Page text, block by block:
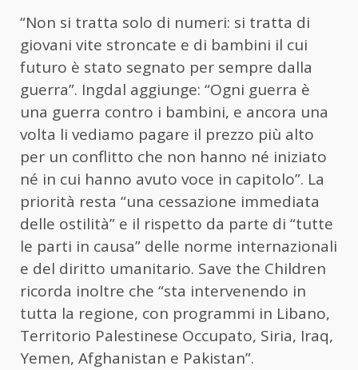
“Non si tratta solo di numeri: si tratta di
giovani vite stroncate e di bambini il cui
futuro è stato segnato per sempre dalla
guerra”. Ingdal aggiunge: “Ogni guerra è
una guerra contro i bambini, e ancora una
volta li vediamo pagare il prezzo più alto
per un conflitto che non hanno né iniziato
né in cui hanno avuto voce in capitolo”. La
priorità resta “una cessazione immediata
delle ostilità” e il rispetto da parte di “tutte
le parti in causa” delle norme internazionali
e del diritto umanitario. Save the Children
ricorda inoltre che “sta intervenendo in
tutta la regione, con programmi in Libano,
Territorio Palestinese Occupato, Siria, Iraq,
Yemen, Afghanistan e Pakistan”.